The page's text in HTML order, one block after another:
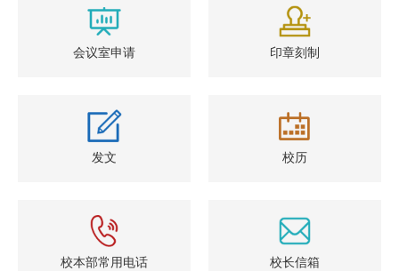
会议室申请 印章刻制
发文 校历
校本部常用电话 校长信箱